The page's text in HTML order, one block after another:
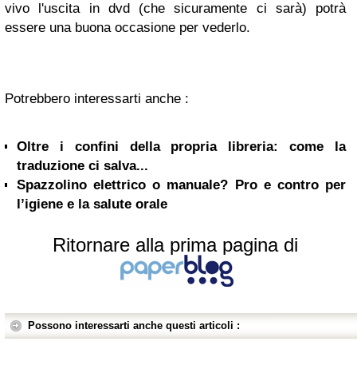
vivo l'uscita in dvd (che sicuramente ci sarà) potrà
essere una buona occasione per vederlo.
Potrebbero interessarti anche :
Oltre i confini della propria libreria: come la
traduzione ci salva...
Spazzolino elettrico o manuale? Pro e contro per
l’igiene e la salute orale
Ritornare alla prima pagina di
Possono interessarti anche questi articoli :